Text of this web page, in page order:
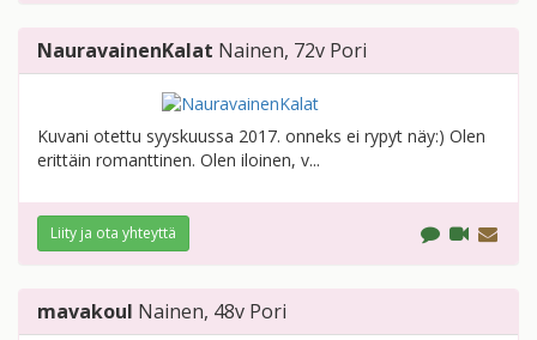
NauravainenKalat Nainen, 72v Pori
Kuvani otettu syyskuussa 2017. onneks ei rypyt näy:) Olen
erittäin romanttinen. Olen iloinen, v...
Liity ja ota yhteyttä
mavakoul Nainen, 48v Pori